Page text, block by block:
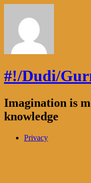
#!/Dudi/
Imagination is
knowledge
Privacy